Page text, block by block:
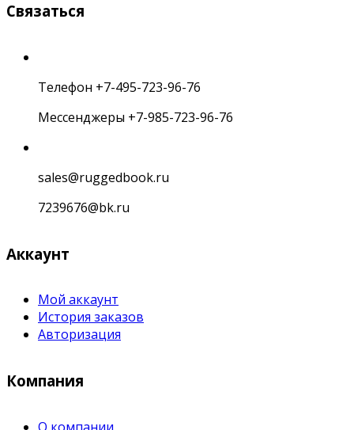
Связаться
Телефон +7-495-723-96-76
Мессенджеры +7-985-723-96-76
sales@ruggedbook.ru
7239676@bk.ru
Аккаунт
Мой аккаунт
История заказов
Авторизация
Компания